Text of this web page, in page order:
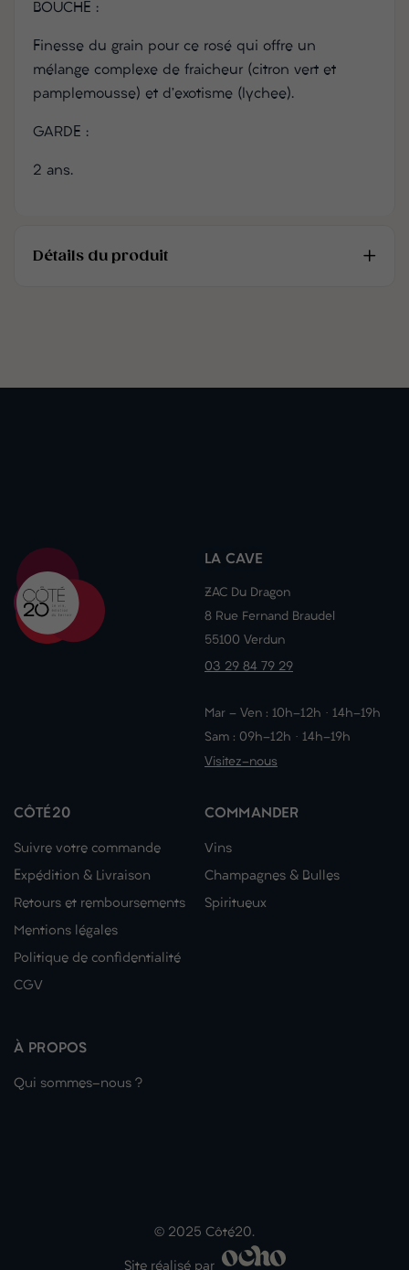
BOUCHE :
Finesse du grain pour ce rosé qui offre un
mélange complexe de fraicheur (citron vert et
pamplemousse) et d’exotisme (lychee).
GARDE :
2 ans.
Détails du produit
LA CAVE
ZAC Du Dragon
8 Rue Fernand Braudel
55100 Verdun
03 29 84 79 29
Mar - Ven : 10h-12h · 14h-19h
Sam : 09h-12h · 14h-19h
Visitez-nous
CÔTÉ20
Suivre votre commande
Expédition & Livraison
Retours et remboursements
Mentions légales
Politique de confidentialité
CGV
COMMANDER
Vins
Champagnes & Bulles
Spiritueux
À PROPOS
Qui sommes-nous ?
© 2025 Côté20.
Site réalisé par